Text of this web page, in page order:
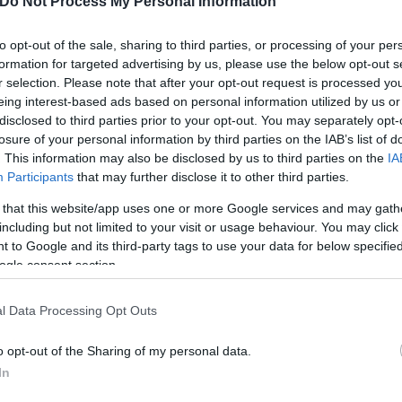
opt-out of the sale, sharing to third parties, or processing of your
for targeted advertising by us, please use the below opt-out
selection. Please note that after your opt-out request is processed
interest-based ads based on personal information utilized by us
to third parties prior to your opt-out. You may separately
of your personal information by third parties on the IAB’s list of
This information may also be disclosed by us to third parties on the
Participants that may further disclose it to other third parties.
that this website/app uses one or more Google services and may
but not limited to your visit or usage behaviour. You may
to Google and its third-party tags to use your data for below
consent section.
Data Processing Opt Outs
opt-out of the Sharing of my personal data.
πρόταση από πλευράς προέδρου, συνεδρίαση της
συνεδρίου. Ουδείς γνωρίζει προσώρας,
θεωρούν πως «όλα θα γίνουν στην πράξη»,
θα ανοίξουν δραματικά οι πόρτες της
Λ. Αμαλίας προετοιμάζεται πυρετωδώς, για τις
του νέου κόμματος ενώ αύριο
οποίων θα δοθεί και επισήμως η οριστική